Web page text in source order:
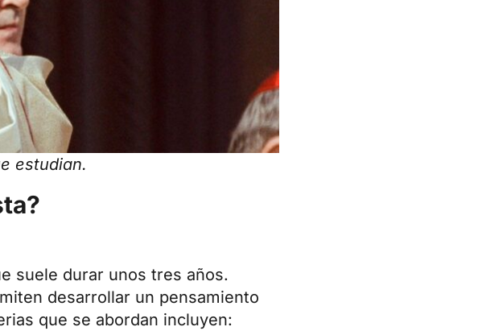
estudian.
suele durar unos tres años.
desarrollar un pensamiento
que se abordan incluyen: